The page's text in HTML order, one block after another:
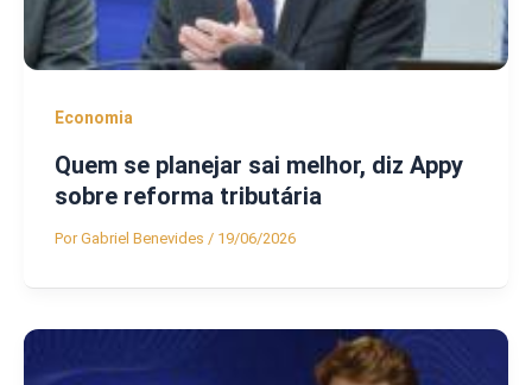
Economia
Quem se planejar sai melhor, diz Appy
sobre reforma tributária
PorGabriel Benevides / 19/06/2026